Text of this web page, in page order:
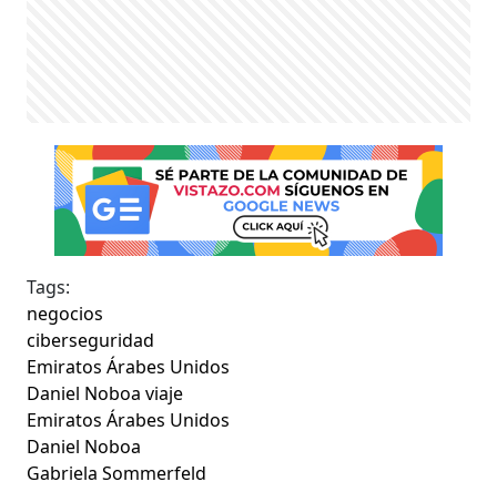
Tags:
negocios
ciberseguridad
Emiratos Árabes Unidos
Daniel Noboa viaje
Emiratos Árabes Unidos
Daniel Noboa
Gabriela Sommerfeld